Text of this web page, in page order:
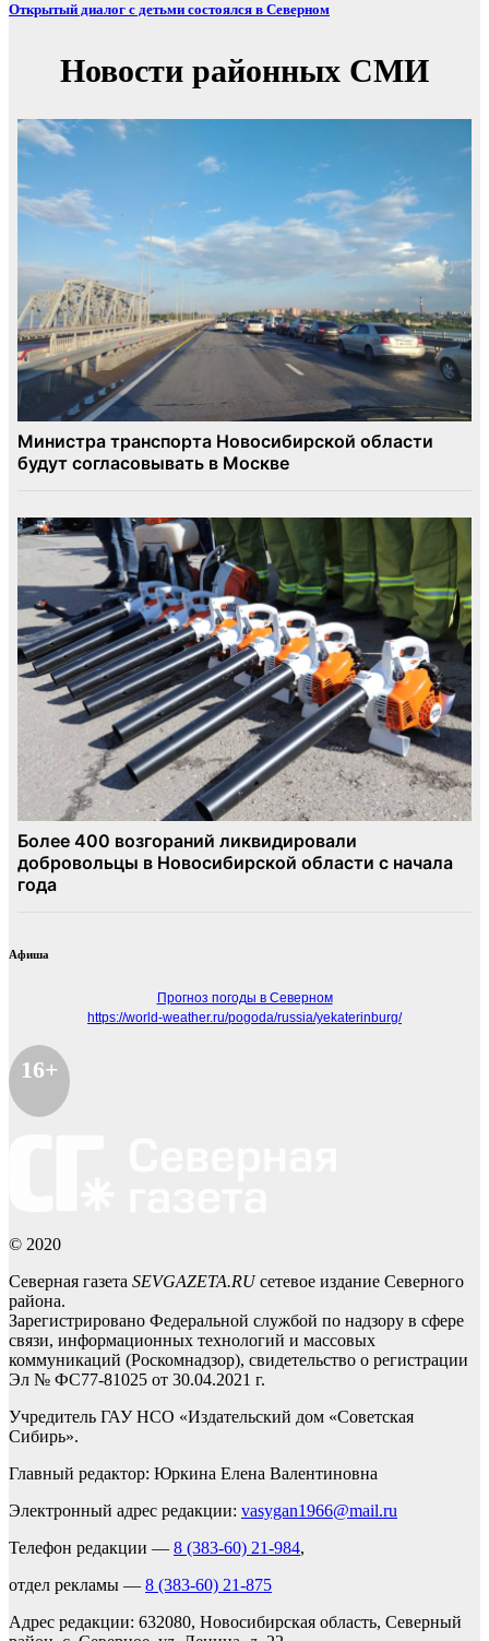
Открытый диалог с детьми состоялся в Северном
Афиша
Прогноз погоды в Северном
https://world-weather.ru/pogoda/russia/yekaterinburg/
16+
© 2020
Северная газета SEVGAZETA.RUсетевое издание Северного
района.
Зарегистрировано Федеральной службой по надзору в сфере
связи, информационных технологий и массовых
коммуникаций (Роскомнадзор), свидетельство о регистрации
Эл № ФС77-81025 от 30.04.2021 г.
Учредитель ГАУ НСО «Издательский дом «Советская
Сибирь».
Главный редактор: Юркина Елена Валентиновна
Электронный адрес редакции: vasygan1966@mail.ru
Телефон редакции — 8 (383-60) 21-984,
отдел рекламы — 8 (383-60) 21-875
Адрес редакции: 632080, Новосибирская область, Северный